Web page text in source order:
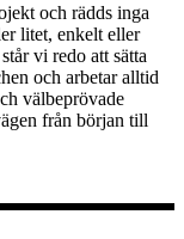
och rädds inga
litet, enkelt eller
vi redo att sätta
och arbetar alltid
välbeprövade
från början till